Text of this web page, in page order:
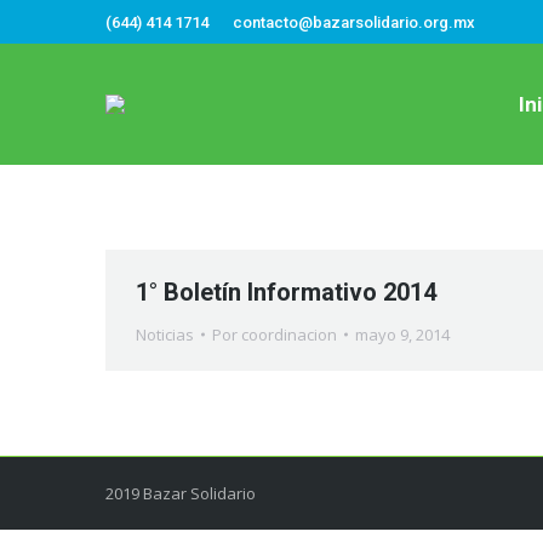
(644) 414 1714 contacto@bazarsolidario.org.mx
1° Boletín Informativo 2014
Noticias Por coordinacion mayo 9, 2014
2019 Bazar Solidario